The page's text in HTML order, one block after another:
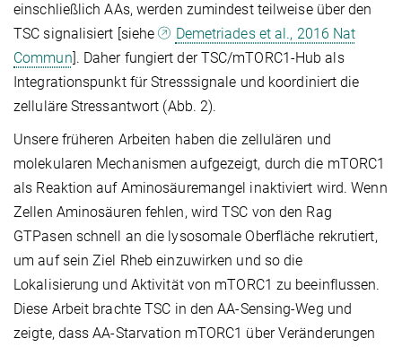
einschließlich AAs, werden zumindest teilweise über den
TSC signalisiert [siehe
Demetriades et al., 2016 Nat
Commun]. Daher fungiert der TSC/mTORC1-Hub als
Integrationspunkt für Stresssignale und koordiniert die
zelluläre Stressantwort (Abb. 2).
Unsere früheren Arbeiten haben die zellulären und
molekularen Mechanismen aufgezeigt, durch die mTORC1
als Reaktion auf Aminosäuremangel inaktiviert wird. Wenn
Zellen Aminosäuren fehlen, wird TSC von den Rag
GTPasen schnell an die lysosomale Oberfläche rekrutiert,
um auf sein Ziel Rheb einzuwirken und so die
Lokalisierung und Aktivität von mTORC1 zu beeinflussen.
Diese Arbeit brachte TSC in den AA-Sensing-Weg und
zeigte, dass AA-Starvation mTORC1 über Veränderungen